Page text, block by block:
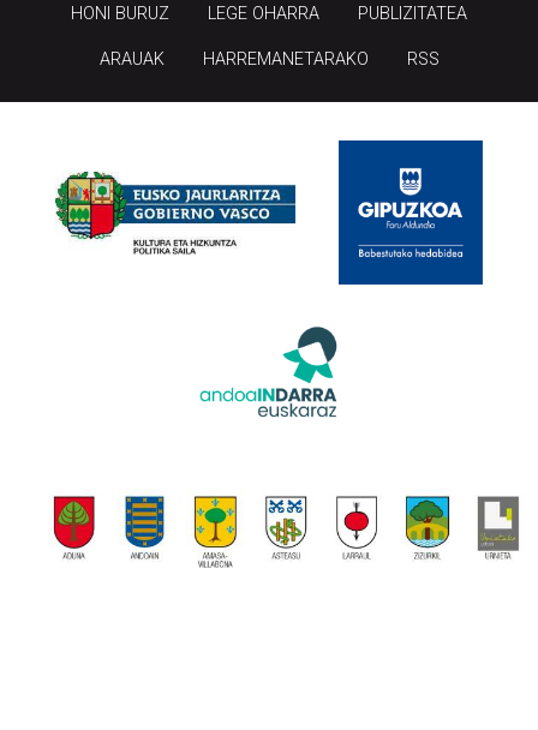
HONI BURUZ LEGE OHARRA PUBLIZITATEA
ARAUAK HARREMANETARAKO RSS